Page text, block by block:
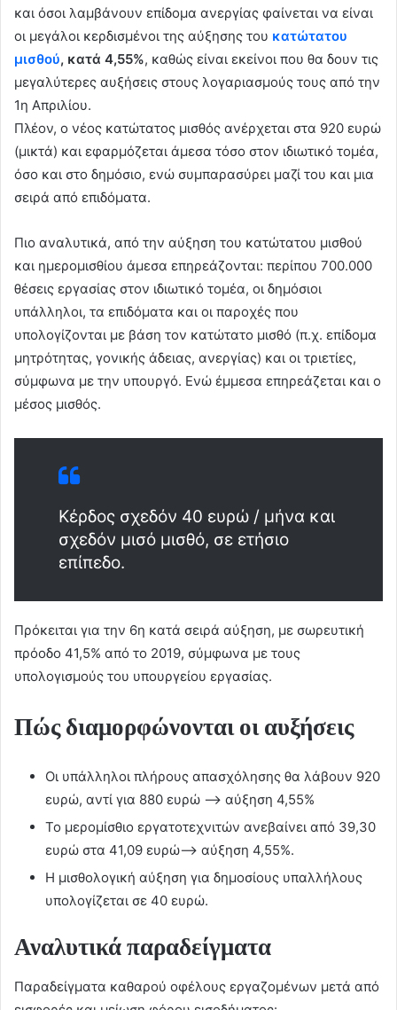
και όσοι λαμβάνουν επίδομα ανεργίας φαίνεται να είναι
οι μεγάλοι κερδισμένοι της αύξησης του κατώτατου
μισθού, κατά 4,55%, καθώς είναι εκείνοι που θα δουν τις
μεγαλύτερες αυξήσεις στους λογαριασμούς τους από την
1η Απριλίου.
Πλέον, ο νέος κατώτατος μισθός ανέρχεται στα 920 ευρώ
(μικτά) και εφαρμόζεται άμεσα τόσο στον ιδιωτικό τομέα,
όσο και στο δημόσιο, ενώ συμπαρασύρει μαζί του και μια
σειρά από επιδόματα.
Πιο αναλυτικά, από την αύξηση του κατώτατου μισθού
και ημερομισθίου άμεσα επηρεάζονται: περίπου 700.000
θέσεις εργασίας στον ιδιωτικό τομέα, οι δημόσιοι
υπάλληλοι, τα επιδόματα και οι παροχές που
υπολογίζονται με βάση τον κατώτατο μισθό (π.χ. επίδομα
μητρότητας, γονικής άδειας, ανεργίας) και οι τριετίες,
σύμφωνα με την υπουργό. Ενώ έμμεσα επηρεάζεται και ο
μέσος μισθός.
Κέρδος σχεδόν 40 ευρώ / μήνα και
σχεδόν μισό μισθό, σε ετήσιο
επίπεδο.
Πρόκειται για την 6η κατά σειρά αύξηση, με σωρευτική
πρόοδο 41,5% από το 2019, σύμφωνα με τους
υπολογισμούς του υπουργείου εργασίας.
Πώς διαμορφώνονται οι αυξήσεις
Οι υπάλληλοι πλήρους απασχόλησης θα λάβουν 920
ευρώ, αντί για 880 ευρώ –> αύξηση 4,55%
To μερομίσθιο εργατοτεχνιτών ανεβαίνει από 39,30
ευρώ στα 41,09 ευρώ–> αύξηση 4,55%.
Η μισθολογική αύξηση για δημοσίους υπαλλήλους
υπολογίζεται σε 40 ευρώ.
Αναλυτικά παραδείγματα
Παραδείγματα καθαρού οφέλους εργαζομένων μετά από